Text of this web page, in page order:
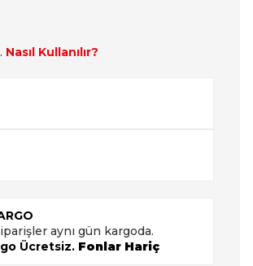
Nasıl Kullanılır?
aynı gün kargoda.
Ücretsiz. Fonlar Hariç